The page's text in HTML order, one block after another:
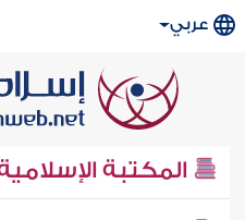
عربي
المكتبة